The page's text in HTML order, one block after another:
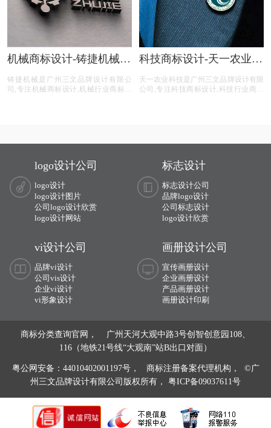
机械商标设计-铸捷机械商
铸捷机械是广州三文品牌设计有限公
司,专注机械商标设计,机械行业商标设
科技商标设计-天一农业科
天一农业科技是广州三文品牌设计有限
公司,专注科技商标设计,科技行业商标
logo设计公司
logo设计
logo设计图片
公司logo设计欣赏
logo设计网站
标志设计
标志设计公司
品牌logo设计
公司标志设计
logo设计欣赏
vi设计公司
品牌vi设计
公司vis设计
企业vi设计
vi形象设计
画册设计公司
宣传画册设计
企业画册设计
产品画册设计
画册设计印刷
商标分类查询官网， 广州天河大观中路3号创智创意园108、
116（地铁21号线“大观南”站B出口对面）
粤公网安备：44010402001197号，
商标注册备案代理机构， ©广
州三文品牌设计有限公司版权所有， 粤ICP备09037611号